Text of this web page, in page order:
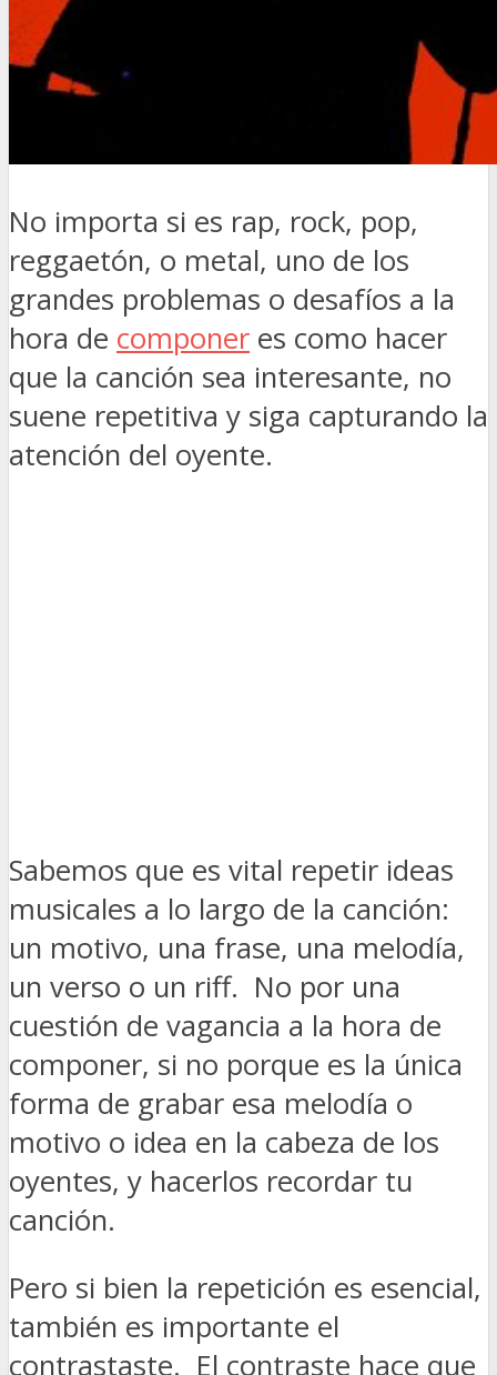
No importa si es rap, rock, pop,
reggaetón, o metal, uno de los
grandes problemas o desafíos a la
hora de componer es como hacer
que la canción sea interesante, no
suene repetitiva y siga capturando la
atención del oyente.
Sabemos que es vital repetir ideas
musicales a lo largo de la canción:
un motivo, una frase, una melodía,
un verso o un riff. No por una
cuestión de vagancia a la hora de
componer, si no porque es la única
forma de grabar esa melodía o
motivo o idea en la cabeza de los
oyentes, y hacerlos recordar tu
canción.
Pero si bien la repetición es esencial,
también es importante el
contrastaste. El contraste hace que